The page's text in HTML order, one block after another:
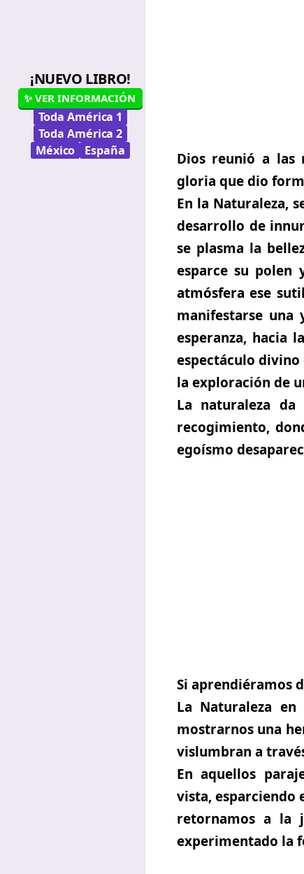
¡NUEVO LIBRO!
✨ VER INFORMACIÓN
Toda América 1
Toda América 2
México
España
Dios reunió a las
gloria que dio
En la Naturaleza,
desarrollo de
se plasma la
esparce su polen
atmósfera ese
manifestarse
esperanza, hacia
espectáculo
la exploración de
La naturaleza
recogimiento,
egoísmo
Si aprendiéramos
La Naturaleza
mostrarnos una
vislumbran a
En aquellos
vista, esparciendo
retornamos a la
experimentado la